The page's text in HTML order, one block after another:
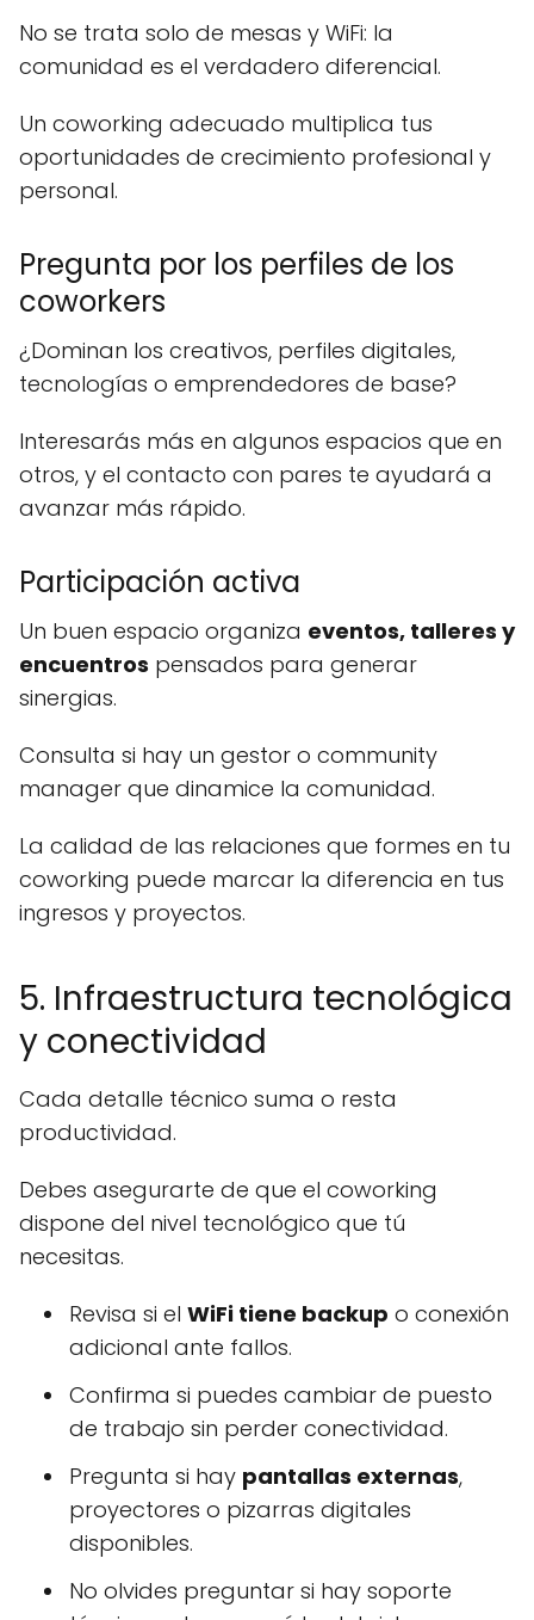
No se trata solo de mesas y WiFi: la
comunidad es el verdadero diferencial.
Un coworking adecuado multiplica tus
oportunidades de crecimiento profesional y
personal.
Pregunta por los perfiles de los
coworkers
¿Dominan los creativos, perfiles digitales,
tecnologías o emprendedores de base?
Interesarás más en algunos espacios que en
otros, y el contacto con pares te ayudará a
avanzar más rápido.
Participación activa
Un buen espacio organiza eventos, talleres y
encuentros pensados para generar
sinergias.
Consulta si hay un gestor o community
manager que dinamice la comunidad.
La calidad de las relaciones que formes en tu
coworking puede marcar la diferencia en tus
ingresos y proyectos.
5. Infraestructura tecnológica
y conectividad
Cada detalle técnico suma o resta
productividad.
Debes asegurarte de que el coworking
dispone del nivel tecnológico que tú
necesitas.
Revisa si el WiFi tiene backup o conexión
adicional ante fallos.
Confirma si puedes cambiar de puesto
de trabajo sin perder conectividad.
Pregunta si hay pantallas externas,
proyectores o pizarras digitales
disponibles.
No olvides preguntar si hay soporte